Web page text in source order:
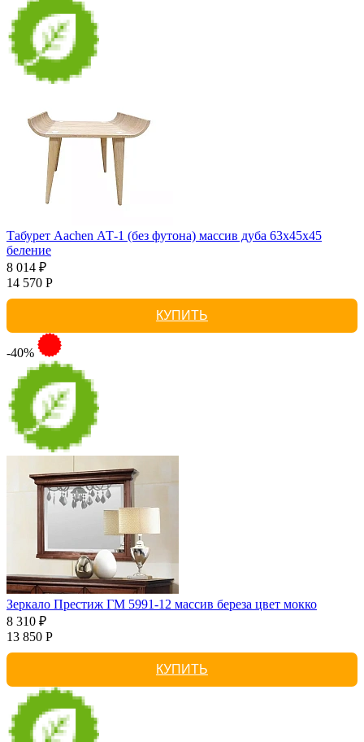
Табурет Aachen АТ-1 (без футона) массив дуба 63х45х45
беление
8 014 ₽
14 570 Р
КУПИТЬ
-40%
Зеркало Престиж ГМ 5991-12 массив береза цвет мокко
8 310 ₽
13 850 Р
КУПИТЬ